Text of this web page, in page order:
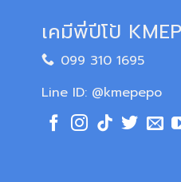
เคมีพี่ปีโป้
099 310 1695
Line ID: @kmepepo